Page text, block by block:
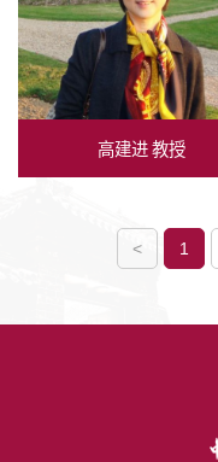
高建进 教授
< 1